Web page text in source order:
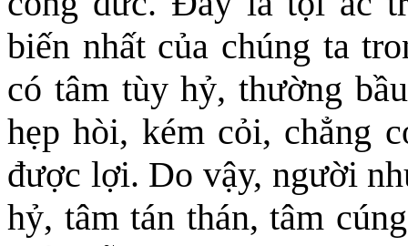
biến nhất của chúng ta
có tâm tùy hỷ, thường
hẹp hòi, kém cỏi, chẳng
được lợi. Do vậy, người
hỷ, tâm tán thán, tâm